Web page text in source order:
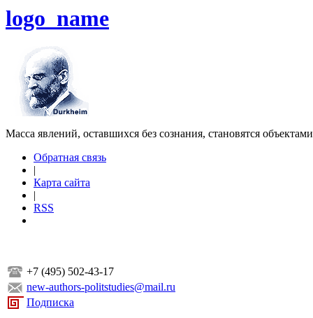
logo_name
Масса явлений, оставшихся без сознания, становятся
Обратная связь
|
Карта сайта
|
RSS
+7 (495) 502-43-17
new-authors-politstudies@mail.ru
Подписка